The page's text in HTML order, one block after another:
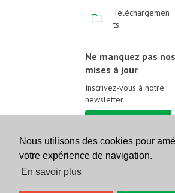
Nous utilisons des cookies pour
votre expérience de navigation.
En savoir plus
Téléchargemen
ts
Ne manquez pas nos
mises à jour
Inscrivez-vous à notre
newsletter
Suivez-nous sur les